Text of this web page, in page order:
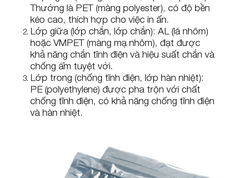
Thường là PET (màng polyester), có độ bền
kéo cao, thích hợp cho việc in ấn.
Lớp giữa (lớp chắn, lớp chắn): AL (lá nhôm)
hoặc VMPET (màng mạ nhôm), đạt được
khả năng chắn tĩnh điện và hiệu suất chắn và
chống ẩm tuyệt vời.
Lớp trong (chống tĩnh điện, lớp hàn nhiệt):
PE (polyethylene) được pha trộn với chất
chống tĩnh điện, có khả năng chống tĩnh điện
và hàn nhiệt.